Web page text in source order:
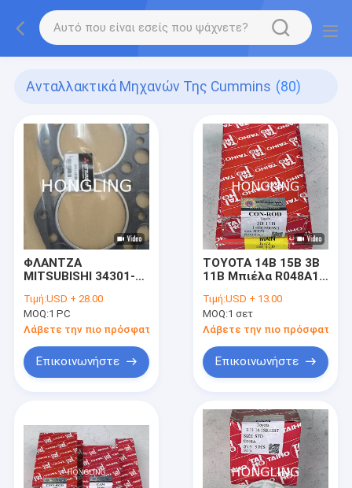
Ανταλλακτικά Μηχανών Της Cummins (80)
ΦΛΑΝΤΖΑ
MITSUBISHI 34301-
Τιμή:USD + 28.00
MOQ:1 PC
Λάβετε την πιο πρόσφατη τιμή
Επικοινωνήστε
TOYOTA 14B 15B 3B
11B Μπιέλα R048A1
58031 13041-58020
13041-56040
Τιμή:USD + 13.00
MOQ:1 σετ
Λάβετε την πιο πρόσφατη
Επικοινωνήστε